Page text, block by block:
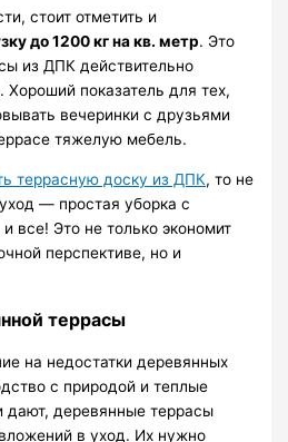
стоит отметить и
до 1200 кг на кв. метр. Это
из ДПК действительно
показатель для тех,
вечеринки с друзьями
тяжелую мебель.
террасную доску из ДПК, то не
— простая уборка с
Это не только экономит
перспективе, но и
террасы
на недостатки деревянных
с природой и теплые
деревянные террасы
в уход. Их нужно